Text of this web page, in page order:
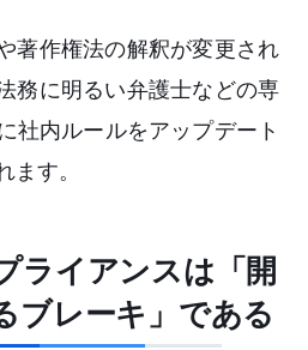
著作権法の解釈が変更され
務に明るい弁護士などの専
社内ルールをアップデート
ます。
ライアンスは「開
ブレーキ」である